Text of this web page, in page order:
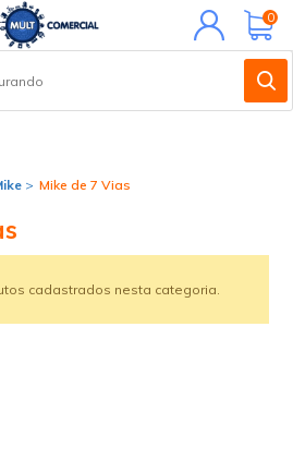
Minha
conta
0
> Mike de 7 Vias
cadastrados nesta categoria.